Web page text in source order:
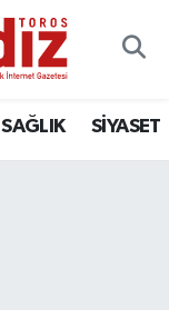
SAĞLIK SİYASET